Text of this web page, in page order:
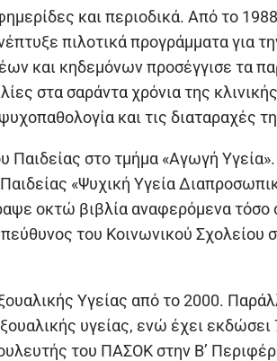
και περιοδικά. Από το
πιλοτικά προγράμματα για
και κηδεμόνων προσέγγισε τα
στα σαράντα χρόνια της
και τις διαταραχές
στο τμήμα «Αγωγή
«Ψυχική Υγεία
οκτώ βιβλία αναφερόμενα
του Κοινωνικού
Υγείας από το 2000.
υγείας, ενώ έχει
του ΠΑΣΟΚ στην Β’